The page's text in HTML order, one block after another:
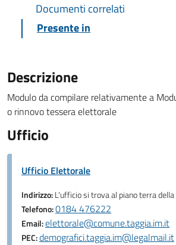
Documenti correlati
Presente in
Descrizione
Modulo da compilare relativamente a
o rinnovo tessera elettorale
Ufficio
Ufficio Elettorale
Indirizzo:L'ufficio si trova al piano terra
Telefono:0184 476222
Email:elettorale@comune.taggia.im.it
PEC:demografici.taggia.im@legalmail.it